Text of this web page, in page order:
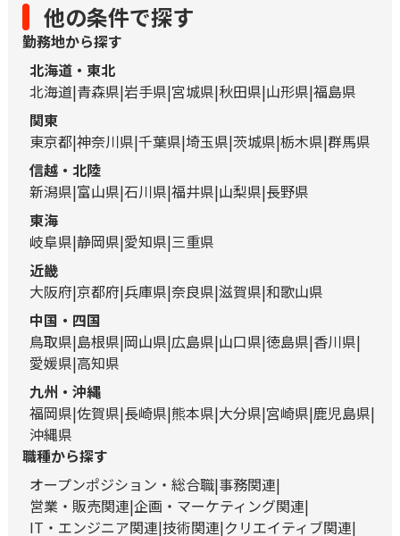
他の条件で探す
勤務地から探す
北海道・東北
北海道 青森県 岩手県 宮城県 秋田県 山形県 福島県
関東
東京都 神奈川県 千葉県 埼玉県 茨城県 栃木県 群馬県
信越・北陸
新潟県 富山県 石川県 福井県 山梨県 長野県
東海
岐阜県 静岡県 愛知県 三重県
近畿
大阪府 京都府 兵庫県 奈良県 滋賀県 和歌山県
中国・四国
鳥取県 島根県 岡山県 広島県 山口県 徳島県 香川県
愛媛県 高知県
九州・沖縄
福岡県 佐賀県 長崎県 熊本県 大分県 宮崎県 鹿児島県
沖縄県
職種から探す
オープンポジション・総合職 事務関連
営業・販売関連 企画・マーケティング関連
IT・エンジニア関連 技術関連 クリエイティブ関連